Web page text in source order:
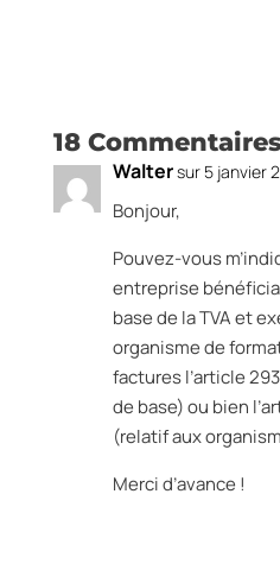
18 Commentaires
Waltersur 5 janvier
Bonjour,
Pouvez-vous
entreprise
base de la TVA et
organisme de
factures l’article
de base) ou bien
(relatif aux
Merci d’avance !